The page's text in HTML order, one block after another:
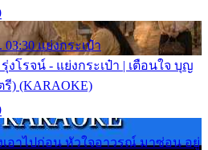
03:30 แย่งกระเป๋า
งโรจน์ - แย่งกระเป๋า | เตือนใจ บุญ
) (KARAOKE)
เอาไปก่อน หัวใจอาวรณ์ มาซ่อน อยู่